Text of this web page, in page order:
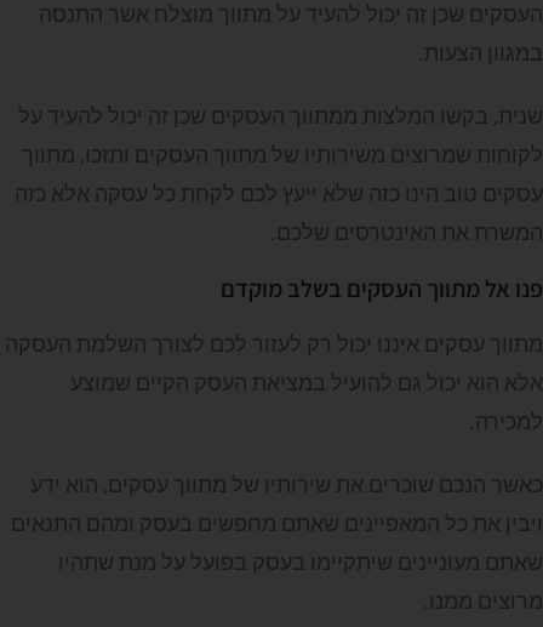
העסקים שכן זה יכול להעיד על מתווך מוצלח אשר התנסה
במגוון הצעות.
שנית, בקשו המלצות ממתווך העסקים שכן זה יכול להעיד על
לקוחות שמרוצים משירותיו של מתווך העסקים ותזכו, מתווך
עסקים טוב הינו כזה שלא ייעץ לכם לקחת כל עסקה אלא כזה
המשרת את האינטרסים שלכם.
פנו אל מתווך העסקים בשלב מוקדם
מתווך עסקים איננו יכול רק לעזור לכם לצורך השלמת העסקה
אלא הוא יכול גם להועיל במציאת העסק הקיים שמוצע
למכירה.
כאשר הנכם שוכרים את שירותיו של מתווך עסקים, הוא ידע
ויבין את כל המאפיינים שאתם מחפשים בעסק ומהם התנאים
שאתם מעוניינים שיתקיימו בעסק בפועל על מנת שתהיו
מרוצים ממנו.